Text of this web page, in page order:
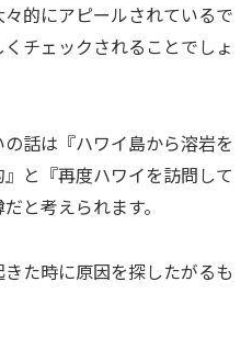
的にアピールされているで
チェックされることでしょ
話は『ハワイ島から溶岩を
と『再度ハワイを訪問して
と考えられます。
た時に原因を探したがるも